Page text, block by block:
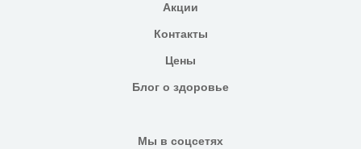
Акции
Контакты
Цены
Блог о здоровье
Мы в соцсетях